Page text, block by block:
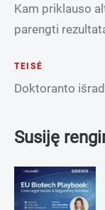
Kam priklauso
parengti
TEISĖ
Doktoranto
Susiję